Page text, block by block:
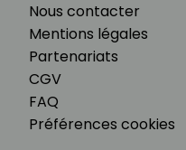
Nous contacter
Mentions légales
Partenariats
CGV
FAQ
Préférences cookies